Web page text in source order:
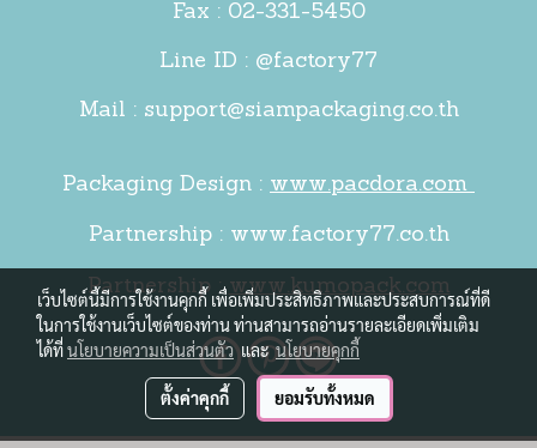
Fax : 02-331-5450
Line ID : @factory77
Mail : support@siampackaging.co.th
Packaging Design : www.pacdora.com
Partnership : www.factory77.co.th
Partnership :www.kumopack.com
เว็บไซต์นี้มีการใช้งานคุกกี้ เพื่อเพิ่มประสิทธิภาพและประสบการณ์ที่ดี
ในการใช้งานเว็บไซต์ของท่าน ท่านสามารถอ่านรายละเอียดเพิ่มเติม
ได้ที่นโยบายความเป็นส่วนตัวและนโยบายคุกกี้
ตั้งค่าคุกกี้ ยอมรับทั้งหมด